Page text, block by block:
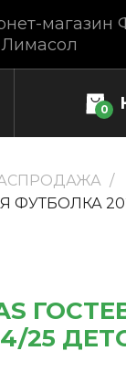
магазин
0
ФУТБОЛКА
25